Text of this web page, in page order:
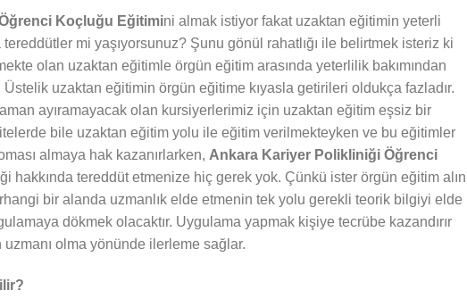
Koçluğu Eğitimini almak istiyor fakat uzaktan eğitimin yeterli
mi yaşıyorsunuz? Şunu gönül rahatlığı ile belirtmek isteriz ki
olan uzaktan eğitimle örgün eğitim arasında yeterlilik bakımından
Üstelik uzaktan eğitimin örgün eğitime kıyasla getirileri oldukça fazladır.
ayıramayacak olan kursiyerlerimiz için uzaktan eğitim eşsiz bir
bile uzaktan eğitim yolu ile eğitim verilmekteyken ve bu eğitimler
almaya hak kazanırlarken, Ankara Kariyer Polikliniği Öğrenci
hakkında tereddüt etmenize hiç gerek yok. Çünkü ister örgün eğitim alın
bir alanda uzmanlık elde etmenin tek yolu gerekli teorik bilgiyi elde
dökmek olacaktır. Uygulama yapmak kişiye tecrübe kazandırır
olma yönünde ilerleme sağlar.